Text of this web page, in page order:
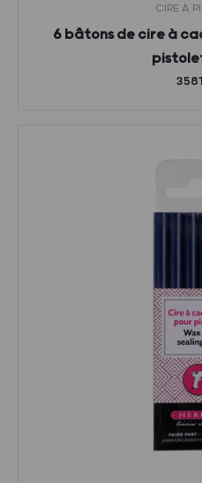
CIRE À
6 bâtons de cire à